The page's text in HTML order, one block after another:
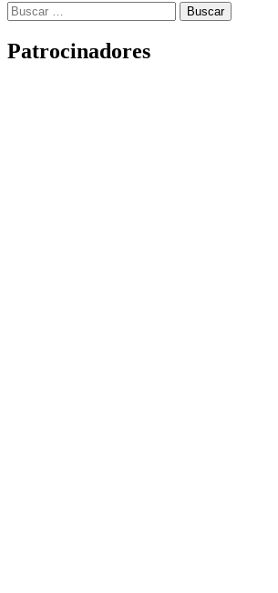
Buscar:
Patrocinadores